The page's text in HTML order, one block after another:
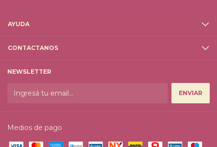
AYUDA
CONTACTANOS
NEWSLETTER
Medios de pago